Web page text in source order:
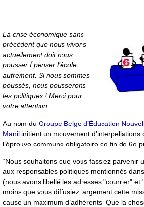
La crise économique sans
précédent que nous vivons
actuellement doit nous
pousser Í penser l’école
autrement. Si nous sommes
poussés, nous pousserons
les politiques ! Merci pour
votre attention.
Au nom du Groupe Belge d’Éducation
Manil initient un mouvement d’interpellations
l’épreuve commune obligatoire de fin de 6e
“Nous souhaitons que vous fassiez parvenir
aux responsables politiques mentionnés
(nous avons libellé les adresses "courrier" et
moins que vous diffusiez largement cette
cause un maximum d’adhérents. Que la